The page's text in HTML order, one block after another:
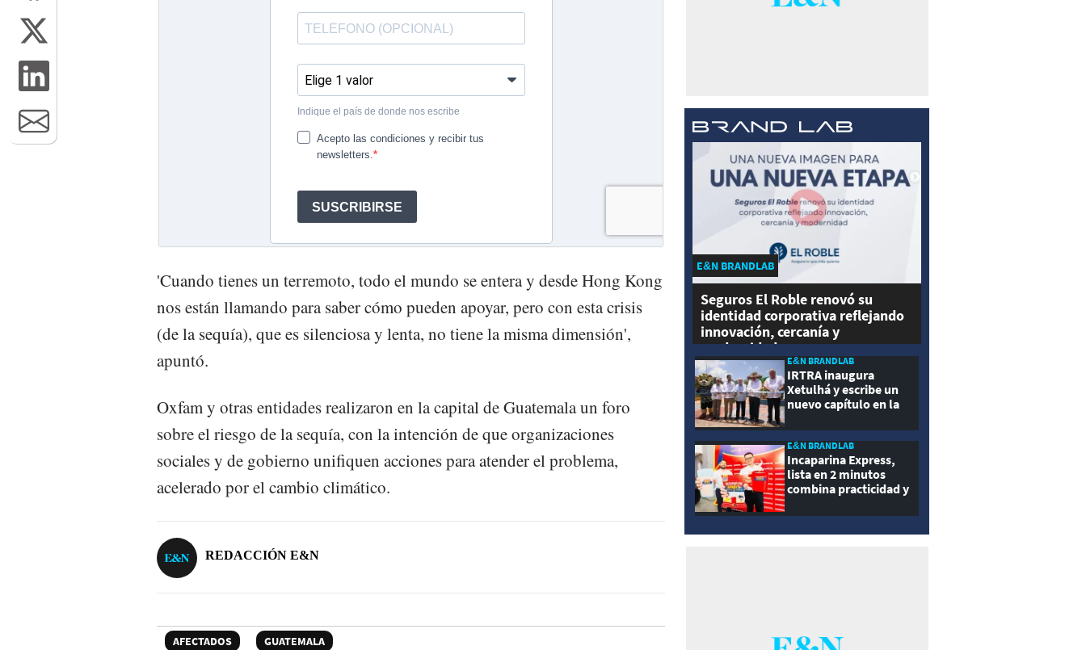
'Cuando tienes un terremoto, todo el mundo se entera y desde Hong Kong
nos están llamando para saber cómo pueden apoyar, pero con esta crisis
(de la sequía), que es silenciosa y lenta, no tiene la misma dimensión',
apuntó.
Oxfam y otras entidades realizaron en la capital de Guatemala un foro
sobre el riesgo de la sequía, con la intención de que organizaciones
sociales y de gobierno unifiquen acciones para atender el problema,
acelerado por el cambio climático.
REDACCIÓN E&N
AFECTADOS GUATEMALA
E&N BRANDLAB
Seguros El Roble renovó su
identidad corporativa reflejando
innovación, cercanía y
modernidad
E&N BRANDLAB
IRTRA inaugura
Xetulhá y escribe un
nuevo capítulo en la
recreación de
Guatemala
E&N BRANDLAB
Incaparina Express,
lista en 2 minutos
combina practicidad y